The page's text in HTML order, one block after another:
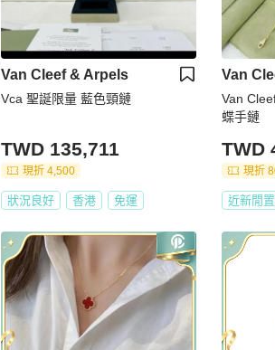
Van Cleef & Arpels
Vca 聖誕限量 藍色頸鏈
TWD 135,711
現折 4,500
狀況良好 香港 免運
Van
Van
蝶手鏈
TWD
現折
近新閒